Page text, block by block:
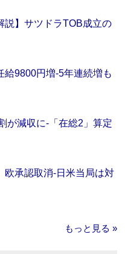
説】サツドラTOB成立の
給9800円増‐5年連続増も
が減収に‐「在総2」算定
欧承認取消‐日米当局は対
もっと見る »